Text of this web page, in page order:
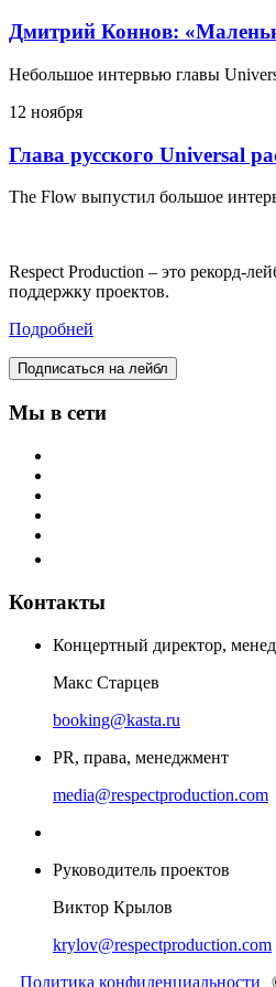
Дмитрий Коннов:
Небольшое интервью главы
12 ноября
Глава русского Universal
The Flow выпустил большое
Respect Production – это рекорд-
поддержку проектов.
Подробней
Подписаться на лейбл
Мы в сети
Контакты
Концертный директор,
Макс Старцев
booking@kasta.ru
PR, права, менеджмент
media@respectproduction.com
Руководитель проектов
Виктор Крылов
krylov@respectproduction.com
Политика конфиденциальности